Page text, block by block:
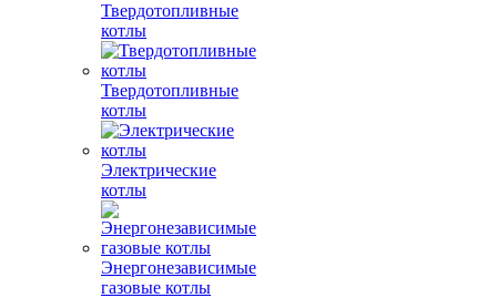
Твердотопливные
котлы
Твердотопливные
котлы
Электрические
котлы
Энергонезависимые
газовые котлы